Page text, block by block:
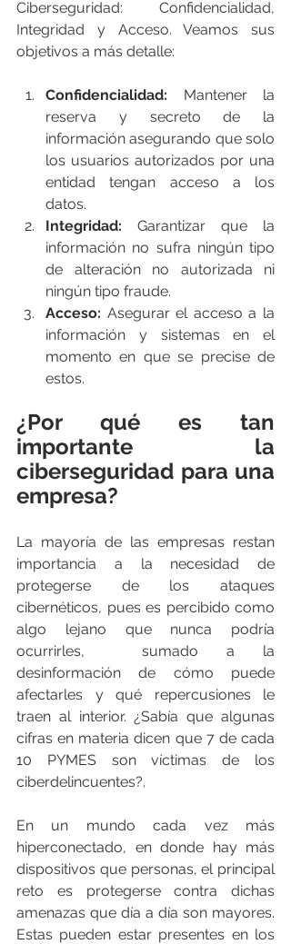
Ciberseguridad: Confidencialidad,
Integridad y Acceso. Veamos sus
objetivos a más detalle:
Confidencialidad: Mantener la
reserva y secreto de la
información asegurando que solo
los usuarios autorizados por una
entidad tengan acceso a los
datos.
Integridad: Garantizar que la
información no sufra ningún tipo
de alteración no autorizada ni
ningún tipo fraude.
Acceso: Asegurar el acceso a la
información y sistemas en el
momento en que se precise de
estos.
¿Por qué es tan
importante la
ciberseguridad para una
empresa?
La mayoría de las empresas restan
importancia a la necesidad de
protegerse de los ataques
cibernéticos, pues es percibido como
algo lejano que nunca podría
ocurrirles,  sumado a la
desinformación de cómo puede
afectarles y qué repercusiones le
traen al interior. ¿Sabía que algunas
cifras en materia dicen que 7 de cada
10 PYMES son víctimas de los
ciberdelincuentes?.
En un mundo cada vez más
hiperconectado, en donde hay más
dispositivos que personas, el principal
reto es protegerse contra dichas
amenazas que día a día son mayores.
Estas pueden estar presentes en los